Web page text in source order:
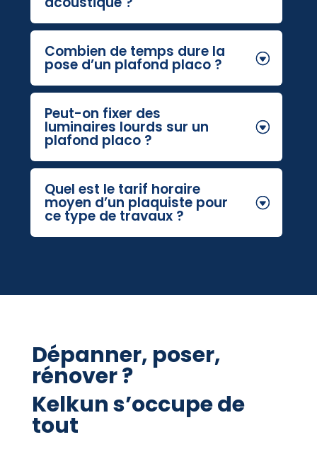
Combien de temps dure la
pose d’un plafond placo ?
Peut-on fixer des
luminaires lourds sur un
plafond placo ?
Quel est le tarif horaire
moyen d’un plaquiste pour
ce type de travaux ?
Dépanner, poser,
rénover ?
Kelkun s’occupe de
tout